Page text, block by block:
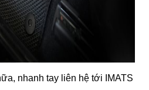
nhanh tay liên hệ tới IMATS